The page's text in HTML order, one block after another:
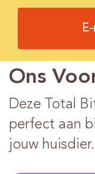
Ons
Deze Total
perfect aan
jouw huisdier.